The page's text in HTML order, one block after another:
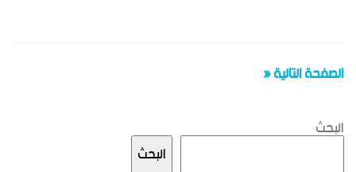
الصفحة التالية «
البحث
البحث